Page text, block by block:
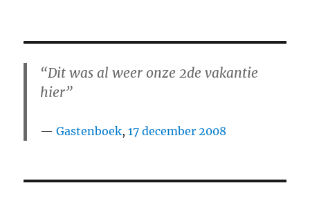
“Dit was al weer onze 2de vakantie
hier”
Gastenboek,17 december 2008